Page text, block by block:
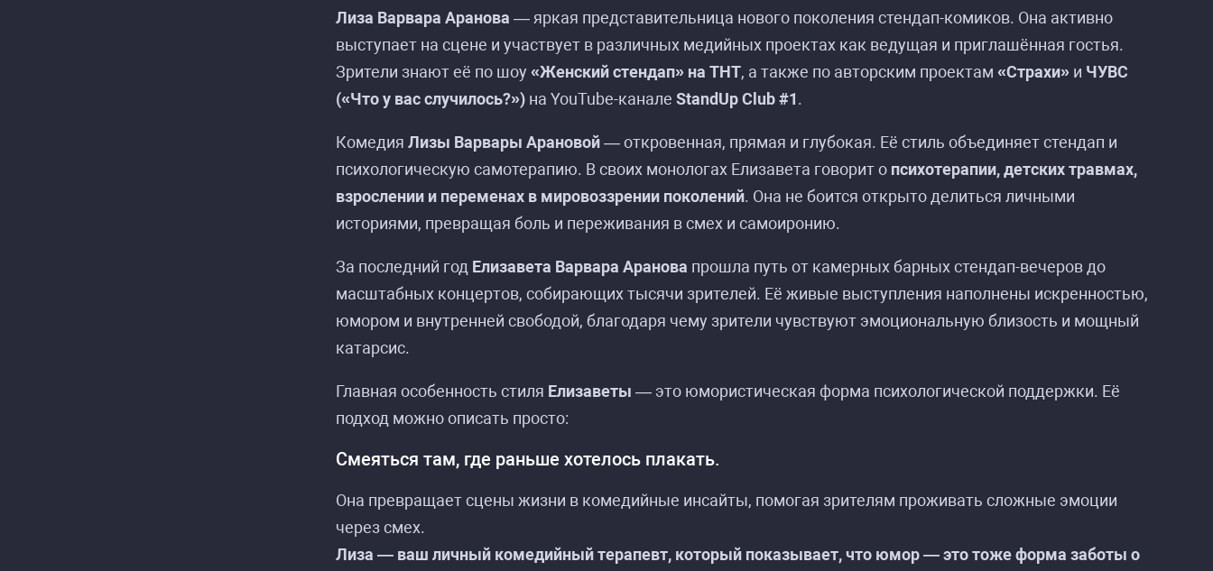
Лиза Варвара Аранова — яркая представительница нового поколения стендап-комиков. Она активно
выступает на сцене и участвует в различных медийных проектах как ведущая и приглашённая гостья.
Зрители знают её по шоу «Женский стендап» на ТНТ, а также по авторским проектам «Страхи» и ЧУВС
(«Что у вас случилось?») на YouTube-канале StandUp Club #1.
Комедия Лизы Варвары Арановой— откровенная, прямая и глубокая. Её стиль объединяет стендап и
психологическую самотерапию. В своих монологах Елизавета говорит о психотерапии, детских травмах,
взрослении и переменах в мировоззрении поколений. Она не боится открыто делиться личными
историями, превращая боль и переживания в смех и самоиронию.
За последний год Елизавета Варвара Аранова прошла путь от камерных барных стендап-вечеров до
масштабных концертов, собирающих тысячи зрителей. Её живые выступления наполнены искренностью,
юмором и внутренней свободой, благодаря чему зрители чувствуют эмоциональную близость и мощный
катарсис.
Главная особенность стиля Елизаветы — это юмористическая форма психологической поддержки. Её
подход можно описать просто:
Смеяться там, где раньше хотелось плакать.
Она превращает сцены жизни в комедийные инсайты, помогая зрителям проживать сложные эмоции
через смех.
Лиза — ваш личный комедийный терапевт, который показывает, что юмор — это тоже форма заботы о